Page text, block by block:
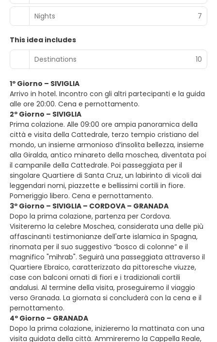
Nights 7
This idea includes
Destinations
10
1º Giorno – SIVIGLIA
Arrivo in hotel. Incontro con gli altri partecipanti e la guida
alle ore 20:00. Cena e pernottamento.
2º Giorno – SIVIGLIA
Prima colazione. Alle 09:00 ore ampia panoramica della
città e visita della Cattedrale, terzo tempio cristiano del
mondo, un insieme armonioso d’insolita bellezza, insieme
alla Giralda, antico minareto della moschea, diventata poi
il campanile della Cattedrale. Poi passeggiata per il
singolare Quartiere di Santa Cruz, un labirinto di vicoli dai
leggendari nomi, piazzette e bellissimi cortili in fiore.
Pomeriggio libero. Cena e pernottamento.
3º Giorno – SIVIGLIA – CORDOVA – GRANADA
Dopo la prima colazione, partenza per Cordova.
Visiteremo la celebre Moschea, considerata una delle più
affascinanti testimonianze dell'arte islamica in Spagna,
rinomata per il suo suggestivo “bosco di colonne” e il
magnifico "mihrab". Seguirà una passeggiata attraverso il
Quartiere Ebraico, caratterizzato da pittoresche viuzze,
case con balconi ornati di fiori e i tradizionali cortili
andalusi. Al termine della visita, proseguiremo il viaggio
verso Granada. La giornata si concluderà con la cena e il
pernottamento.
4º Giorno – GRANADA
Dopo la prima colazione, inizieremo la mattinata con una
visita guidata della città. Ammireremo la Cappella Reale,